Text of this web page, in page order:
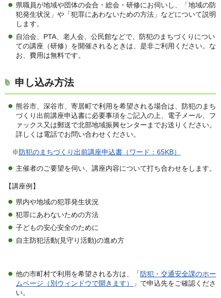
県職員が地域や団体の会合・総会・研修にお伺いし、「地域の防
犯発生状況」や「犯罪にあわないための方法」などについて説明
します。
自治会、PTA、老人会、公民館などで、防犯のまちづくりについ
ての講座（研修）を開催されるときは、是非ご利用ください。な
お、費用は無料です。
申し込み方法
熊谷市、深谷市、寄居町で利用を希望される場合は、防犯のまち
づくり出前講座申込書に必要事項をご記入の上、電子メール、フ
ァックス又は郵送で北部地域振興センターまでお送りください。
詳しくは電話でお問い合わせください。
※防犯のまちづくり出前講座申込書（ワード：65KB）
主催者のご要望を伺い、講座内容について打ち合わせをします。
【講座例】
県内や地域の犯罪発生状況
犯罪にあわないための方法
子どもの安心安全のために
自主防犯活動(見守り活動)の進め方
他の市町村で利用を希望される方は、「防犯・交通安全課のホー
ムページ（別ウィンドウで開きます）
」で申込先をご確認くださ
い。